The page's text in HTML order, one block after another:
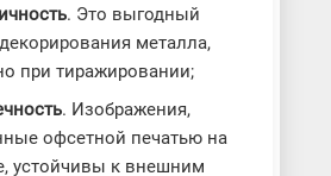
. Это выгодный
металла,
при тиражировании;
. Изображения,
офсетной печатью на
устойчивы к внешним